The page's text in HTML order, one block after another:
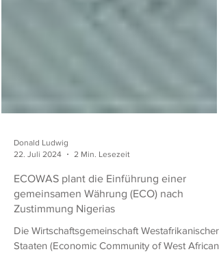
Donald Ludwig
22. Juli 2024
2 Min. Lesezeit
ECOWAS plant die Einführung einer